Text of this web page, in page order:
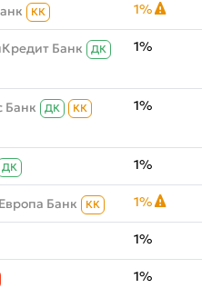
КК 1%
Банк
ДК
1%
Банк ДК
КК
1%
ДК 1%
Банк КК 1%
1%
1%